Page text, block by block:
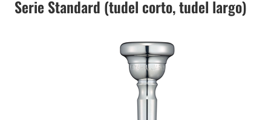
Serie Standard (tudel corto, tudel largo)